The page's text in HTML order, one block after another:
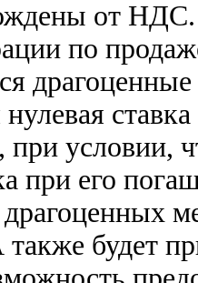
от НДС.
по
нулевая
условии,
при его
будет